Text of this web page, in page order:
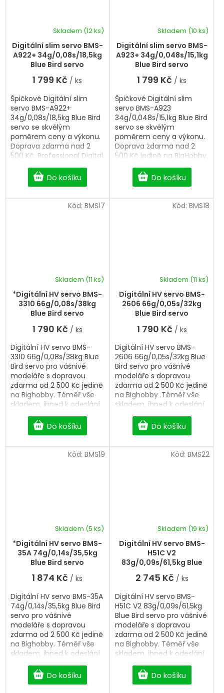
Digitální slim servo BMS-
A922+ 34g/0,08s/18,5kg
Blue Bird servo
Skladem (12 ks)
1 799 Kč / ks
Do košíku
Špičkové Digitální slim
servo BMS-A922+
34g/0,08s/18,5kg Blue Bird
servo se skvělým
poměrem ceny a výkonu.
Doprava zdarma nad 2
500 Kč. Professional Digital
Digitální slim servo BMS-
A923+ 34g/0,048s/15,1kg
Blue Bird servo
Skladem (10 ks)
1 799 Kč / ks
Do košíku
Špičkové Digitální slim
servo BMS-A923
34g/0,048s/15,1kg Blue Bird
servo se skvělým
poměrem ceny a výkonu.
Doprava zdarma nad 2
500 Kč jedině na BigHobby.
*Digitální HV servo BMS-
3310 66g/0,08s/38kg
Blue Bird servo
Skladem (11 ks)
1 790 Kč / ks
Do košíku
Digitální HV servo BMS-
3310 66g/0,08s/38kg Blue
Bird servo pro vášnivé
modeláře s dopravou
zdarma od 2 500 Kč jedině
na Bighobby. Téměř vše
skladem, ihned k odeslání.
Professional Digitální HV
Kód: BMS17
Digitální HV servo BMS-
2606 66g/0,05s/32kg
Blue Bird servo
Skladem (11 ks)
1 790 Kč / ks
Do košíku
Digitální HV servo BMS-
2606 66g/0,05s/32kg Blue
Bird servo pro vášnivé
modeláře s dopravou
zdarma od 2 500 Kč jedině
na Bighobby .Téměř vše
skladem, ihned k odeslání.
Professional Digitální HV
Kód: BMS18
*Digitální HV servo BMS-
35A 74g/0,14s/35,5kg
Blue Bird servo
Skladem (5 ks)
1 874 Kč / ks
Do košíku
Digitální HV servo BMS-35A
74g/0,14s/35,5kg Blue Bird
servo pro vášnivé
modeláře s dopravou
zdarma od 2 500 Kč jedině
na Bighobby. Téměř vše
skladem, ihned k odeslání.
Kód: BMS19
Digitální HV servo BMS-
H51C V2
83g/0,09s/61,5kg Blue
Bird servo
Skladem (19 ks)
2 745 Kč / ks
Do košíku
Digitální HV servo BMS-
H51C V2 83g/0,09s/61,5kg
Blue Bird servo pro vášnivé
modeláře s dopravou
zdarma od 2 500 Kč jedině
na Bighobby. Téměř vše
skladem, ihned k odeslání.
Kód: BMS22